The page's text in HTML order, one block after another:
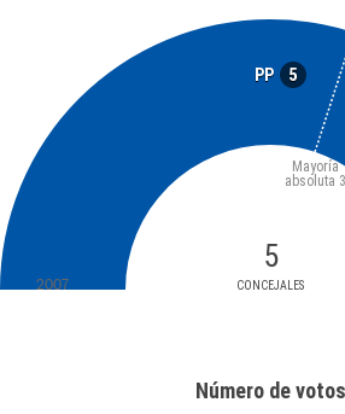
PP 5
5
CONCEJALES
Mayoría
absoluta 3
2007
Número de votos